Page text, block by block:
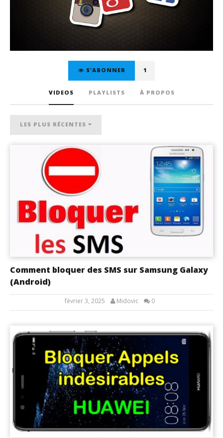
S'ABONNER 1
VIDEOS PLAYLISTS À PROPOS
LES PLUS RÉCENTES
Comment bloquer des SMS sur Samsung Galaxy
(Android)
février 3, 2025 Midovic 0